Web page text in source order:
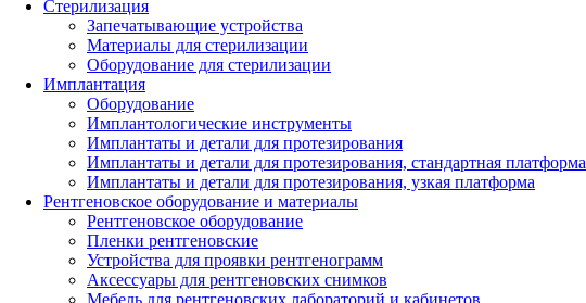
Стерилизация
Запечатывающие устройства
Материалы для стерилизации
Оборудование для стерилизации
Имплантация
Оборудование
Имплантологические инструменты
Имплантаты и детали для протезирования
Имплантаты и детали для протезирования, стандартная платформа
Имплантаты и детали для протезирования, узкая платформа
Рентгеновское оборудование и материалы
Рентгеновское оборудование
Пленки рентгеновские
Устройства для проявки рентгенограмм
Аксессуары для рентгеновских снимков
Мебель для рентгеновских лабораторий и кабинетов